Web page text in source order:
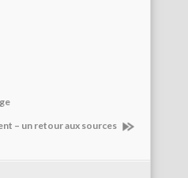
– un retour aux sources